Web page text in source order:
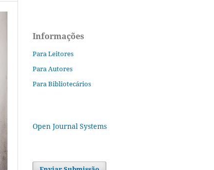
Informações
Para Leitores
Para Autores
Para Bibliotecários
Open Journal Systems